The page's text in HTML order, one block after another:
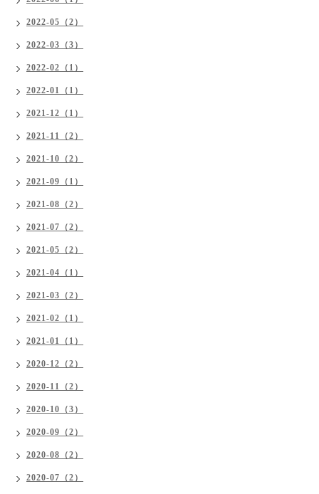
2022-05（2）
2022-03（3）
2022-02（1）
2022-01（1）
2021-12（1）
2021-11（2）
2021-10（2）
2021-09（1）
2021-08（2）
2021-07（2）
2021-05（2）
2021-04（1）
2021-03（2）
2021-02（1）
2021-01（1）
2020-12（2）
2020-11（2）
2020-10（3）
2020-09（2）
2020-08（2）
2020-07（2）